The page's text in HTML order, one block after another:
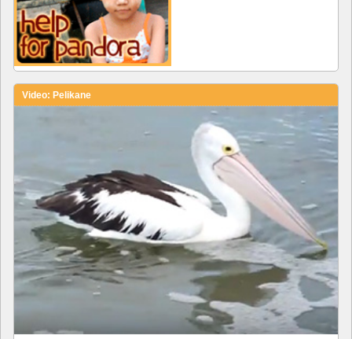
Video: Pelikane